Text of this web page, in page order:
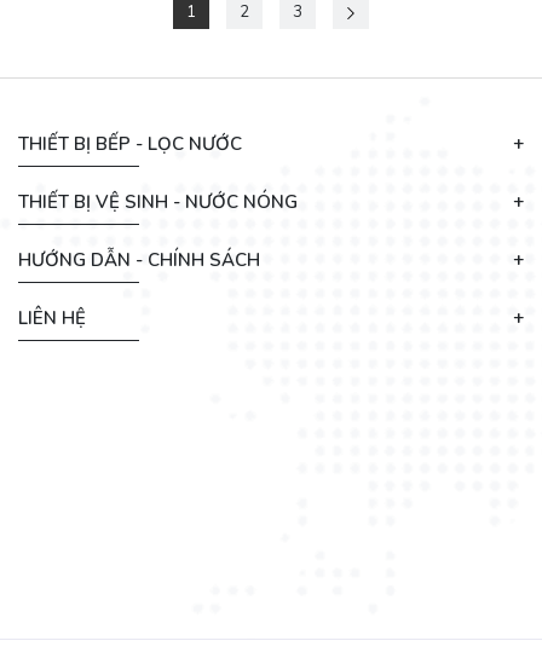
1 2 3
THIẾT BỊ BẾP - LỌC NƯỚC
THIẾT BỊ VỆ SINH - NƯỚC NÓNG
HƯỚNG DẪN - CHÍNH SÁCH
LIÊN HỆ